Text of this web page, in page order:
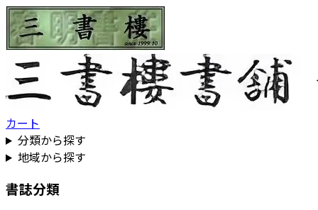
カート
分類から探す
地域から探す
書誌分類